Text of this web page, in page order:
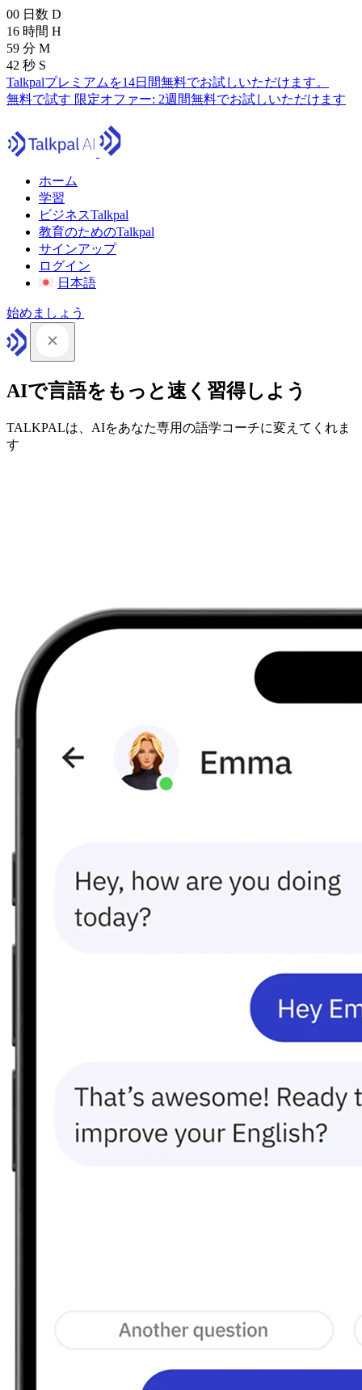
00 日数 D
16 時間 H
59 分 M
41 秒 S
Talkpalプレミアムを14日間無料でお試しいただけます。
無料で試す 限定オファー: 2週間無料でお試しいただけます
ホーム
学習
ビジネスTalkpal
教育のためのTalkpal
サインアップ
ログイン
日本語
始めましょう
AIで言語をもっと速く習得しよう
TALKPALは、AIをあなた専用の語学コーチに変えてくれま
す